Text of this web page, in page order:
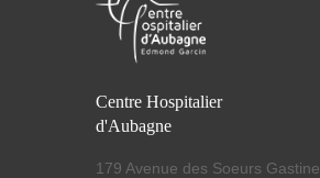
Centre Hospitalier
d'Aubagne
179 Avenue des Soeurs Gastine